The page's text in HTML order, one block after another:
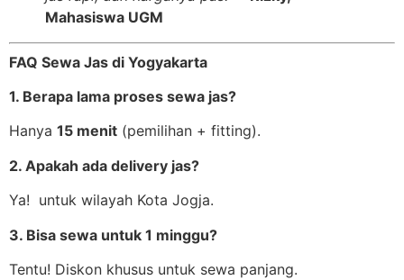
Mahasiswa UGM
FAQ Sewa Jas di Yogyakarta
1. Berapa lama proses sewa jas?
Hanya 15 menit (pemilihan + fitting).
2. Apakah ada delivery jas?
Ya! untuk wilayah Kota Jogja.
3. Bisa sewa untuk 1 minggu?
Tentu! Diskon khusus untuk sewa panjang.